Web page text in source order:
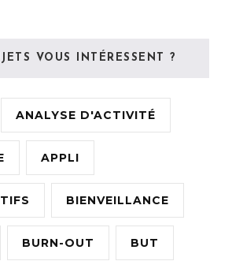
VOUS INTÉRESSENT ?
ANALYSE D'ACTIVITÉ
APPLI
BIENVEILLANCE
BURN-OUT BUT